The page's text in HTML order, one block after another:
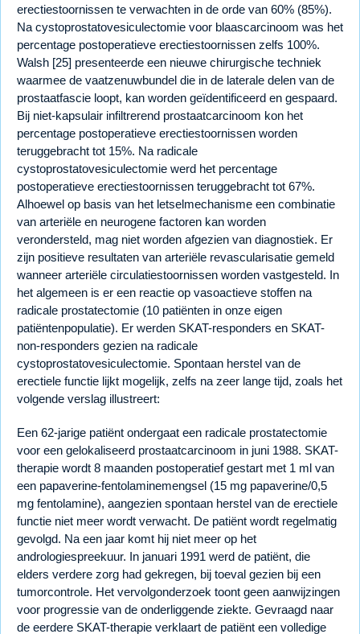
erectiestoornissen te verwachten in de orde van 60% (85%).
Na cystoprostatovesiculectomie voor blaascarcinoom was het
percentage postoperatieve erectiestoornissen zelfs 100%.
Walsh [25] presenteerde een nieuwe chirurgische techniek
waarmee de vaatzenuwbundel die in de laterale delen van de
prostaatfascie loopt, kan worden geïdentificeerd en gespaard.
Bij niet-kapsulair infiltrerend prostaatcarcinoom kon het
percentage postoperatieve erectiestoornissen worden
teruggebracht tot 15%. Na radicale
cystoprostatovesiculectomie werd het percentage
postoperatieve erectiestoornissen teruggebracht tot 67%.
Alhoewel op basis van het letselmechanisme een combinatie
van arteriële en neurogene factoren kan worden
verondersteld, mag niet worden afgezien van diagnostiek. Er
zijn positieve resultaten van arteriële revascularisatie gemeld
wanneer arteriële circulatiestoornissen worden vastgesteld. In
het algemeen is er een reactie op vasoactieve stoffen na
radicale prostatectomie (10 patiënten in onze eigen
patiëntenpopulatie). Er werden SKAT-responders en SKAT-
non-responders gezien na radicale
cystoprostatovesiculectomie. Spontaan herstel van de
erectiele functie lijkt mogelijk, zelfs na zeer lange tijd, zoals het
volgende verslag illustreert:
Een 62-jarige patiënt ondergaat een radicale prostatectomie
voor een gelokaliseerd prostaatcarcinoom in juni 1988. SKAT-
therapie wordt 8 maanden postoperatief gestart met 1 ml van
een papaverine-fentolaminemengsel (15 mg papaverine/0,5
mg fentolamine), aangezien spontaan herstel van de erectiele
functie niet meer wordt verwacht. De patiënt wordt regelmatig
gevolgd. Na een jaar komt hij niet meer op het
andrologiespreekuur. In januari 1991 werd de patiënt, die
elders verdere zorg had gekregen, bij toeval gezien bij een
tumorcontrole. Het vervolgonderzoek toont geen aanwijzingen
voor progressie van de onderliggende ziekte. Gevraagd naar
de eerdere SKAT-therapie verklaart de patiënt een volledige